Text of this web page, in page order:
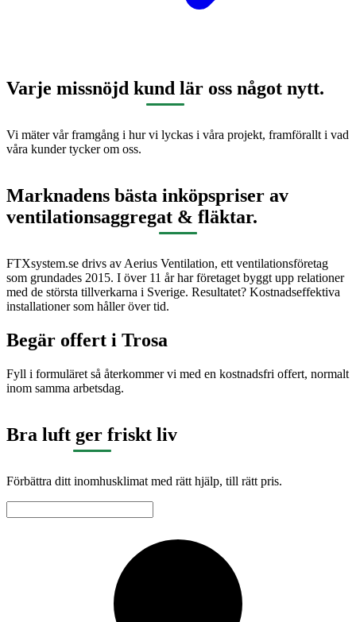
Varje missnöjd kund lär oss något nytt.
Vi mäter vår framgång i hur vi lyckas i våra projekt, framförallt i vad
våra kunder tycker om oss.
Marknadens bästa inköpspriser av
ventilationsaggregat & fläktar.
FTXsystem.se drivs av Aerius Ventilation, ett ventilationsföretag
som grundades 2015. I över 11 år har företaget byggt upp relationer
med de största tillverkarna i Sverige. Resultatet? Kostnadseffektiva
installationer som håller över tid.
Begär offert i Trosa
Fyll i formuläret så återkommer vi med en kostnadsfri offert, normalt
inom samma arbetsdag.
Bra luft ger friskt liv
Förbättra ditt inomhusklimat med rätt hjälp, till rätt pris.